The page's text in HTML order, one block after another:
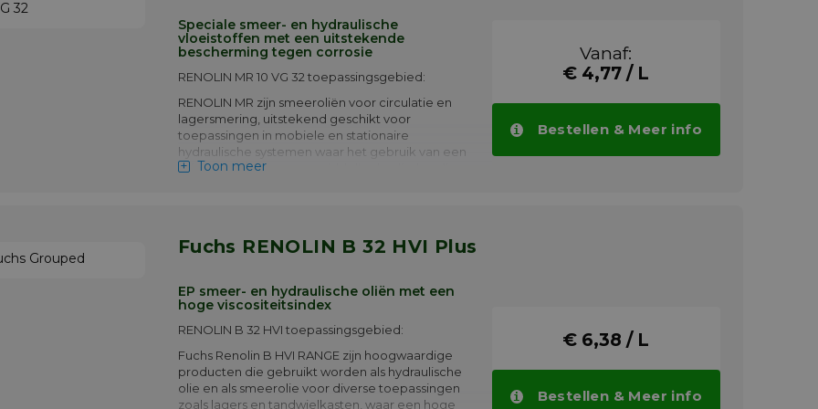
Speciale smeer- en hydraulische
vloeistoffen met een uitstekende
bescherming tegen corrosie
RENOLIN MR 10 VG 32 toepassingsgebied:
RENOLIN MR zijn smeeroliën voor circulatie en
lagersmering, uitstekend geschikt voor
toepassingen in mobiele en stationaire
hydraulische systemen waar het gebruik van een
reinigings- / dispergeermiddelhydraulische olie
inbraakolie en corrosiebeschermende olie.
Toon meer
Vanaf:
€ 4,77 / L
Bestellen & Meer info
Fuchs RENOLIN B 32 HVI Plus
EP smeer- en hydraulische oliën met een
hoge viscositeitsindex
RENOLIN B 32 HVI toepassingsgebied:
Fuchs Renolin B HVI RANGE zijn hoogwaardige
producten die gebruikt worden als hydraulische
olie en als smeerolie voor diverse toepassingen
zoals lagers en tandwielkasten, waar een hoge
€ 6,38 / L
Bestellen & Meer info